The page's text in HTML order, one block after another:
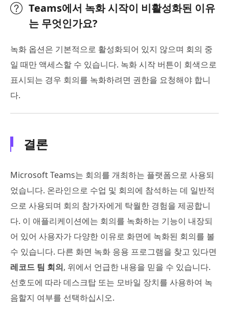
Teams에서 녹화 시작이 비활성화된 이유
는 무엇인가요?
녹화 옵션은 기본적으로 활성화되어 있지 않으며 회의 중
일 때만 액세스할 수 있습니다. 녹화 시작 버튼이 회색으로
표시되는 경우 회의를 녹화하려면 권한을 요청해야 합니
다.
결론
Microsoft Teams는 회의를 개최하는 플랫폼으로 사용되
었습니다. 온라인으로 수업 및 회의에 참석하는 데 일반적
으로 사용되며 회의 참가자에게 탁월한 경험을 제공합니
다. 이 애플리케이션에는 회의를 녹화하는 기능이 내장되
어 있어 사용자가 다양한 이유로 화면에 녹화된 회의를 볼
수 있습니다. 다른 화면 녹화 응용 프로그램을 찾고 있다면
레코드 팀 회의, 위에서 언급한 내용을 믿을 수 있습니다.
선호도에 따라 데스크탑 또는 모바일 장치를 사용하여 녹
음할지 여부를 선택하십시오.